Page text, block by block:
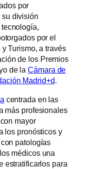
por
su división
por el
Turismo, a través
de los Premios
de laCámara de
Madrid+d.
centrada en las
más profesionales
mayor
los pronósticos y
patologías
médicos una
estratificarlos para